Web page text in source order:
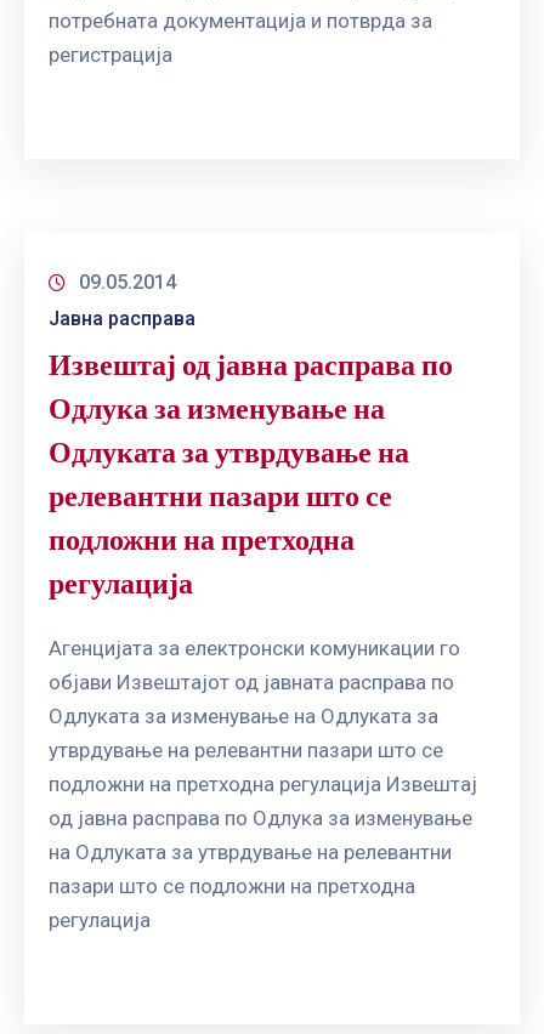
потребната документација и потврда за
регистрација
09.05.2014
Јавна расправа
Извештај од јавна расправа по
Одлука за изменување на
Одлуката за утврдување на
релевантни пазари што се
подложни на претходна
регулација
Агенцијата за електронски комуникации го
објави Извештајот од јавната расправа по
Одлуката за изменување на Одлуката за
утврдување на релевантни пазари што се
подложни на претходна регулација Извештај
од јавна расправа по Одлука за изменување
на Одлуката за утврдување на релевантни
пазари што се подложни на претходна
регулација